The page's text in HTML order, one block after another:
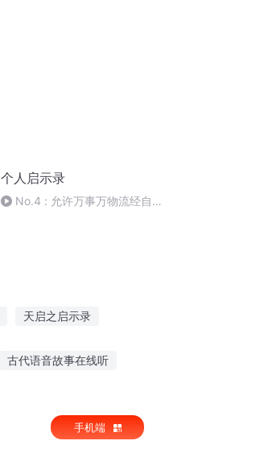
个人启示录
No.4 : 允许万事万物流经自
天启之启示录
古代语音故事在线听
手机端